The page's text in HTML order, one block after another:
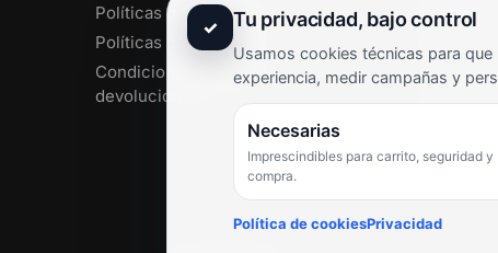
Políticas de privacidad
Políticas de cookies
Condiciones de envío y
devoluciones
Soporte
✓ Tu privacidad, bajo control
Usamos cookies técnicas para
experiencia, medir campañas y
Necesarias
Imprescindibles para carrito, seguridad y
compra.
Política de cookiesPrivacidad